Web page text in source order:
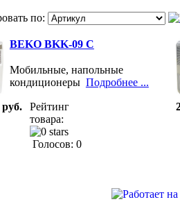
по:
BEKO BKK-09 C
Мобильные, напольные
кондиционеры Подробнее ...
руб.
Рейтинг
товара:
Голосов: 0